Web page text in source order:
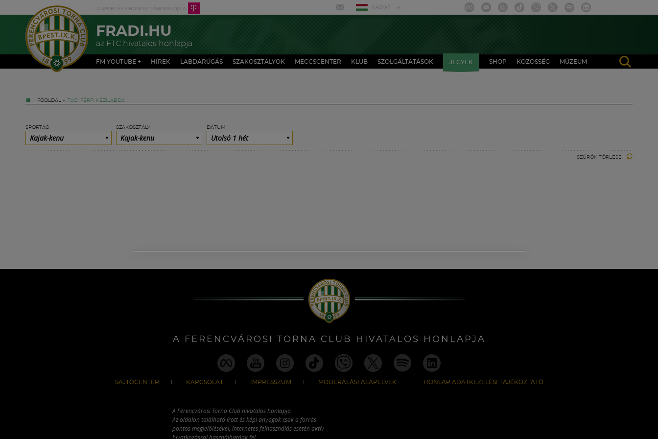
MAGYAR
FRADI.HU
az FTC hivatalos honlapja
FM YOUTUBE + HÍREK LABDARÚGÁS SZAKOSZTÁLYOK MECCSCENTER KLUB SZOLGÁLTATÁSOK JEGYEK SHOP KÖZÖSSÉG MÚZEUM
FŐOLDAL » TAG: FÉRFI KÉZILABDA
SPORTÁG
Kajak-kenu
SZAKOSZTÁLY
Kajak-kenu
DÁTUM
Utolsó 1 hét
SZŰRŐK TÖRLÉSE
A FERENCVÁROSI TORNA CLUB HIVATALOS HONLAPJA
SAJTÓCENTER KAPCSOLAT IMPRESSZUM MODERÁLÁSI ALAPELVEK HONLAP ADATKEZELÉSI TÁJÉKOZTATÓ
A Ferencvárosi Torna Club hivatalos honlapja
Az oldalon található írott és képi anyagok csak a forrás
pontos megjelölésével, internetes felhasználás esetén aktív
hivatkozással használhatóak fel.